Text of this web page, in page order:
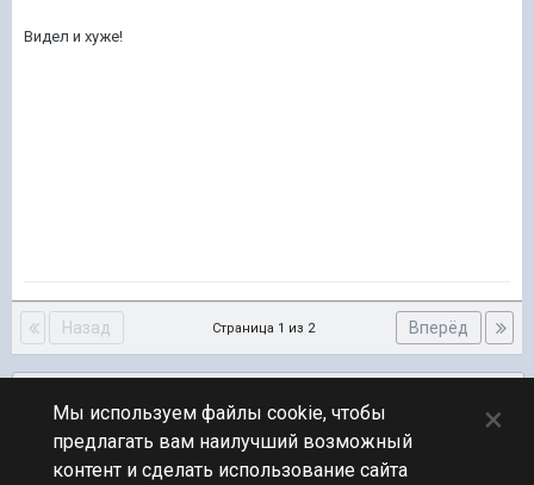
Видел и хуже!
Назад Вперёд
Страница 1 из 2
ПЕРЕЙТИ К СПИСКУ ТЕМ
Обсуждение Мира Кораблей
Мы используем файлы cookie, чтобы
предлагать вам наилучший возможный
контент и сделать использование сайта
×